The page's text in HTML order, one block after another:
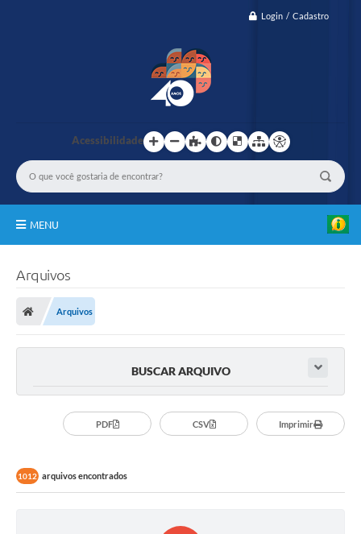
Login / Cadastro
Acessibilidade
MENU
GESTÃO
Legislação
Arquivos
Arquivos
BUSCAR ARQUIVO
PDF CSV Imprimir
1012 arquivos encontrados